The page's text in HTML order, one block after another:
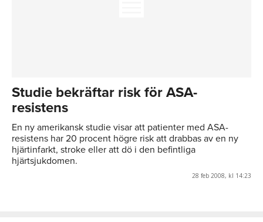
Studie bekräftar risk för ASA-
resistens
En ny amerikansk studie visar att patienter med ASA-
resistens har 20 procent högre risk att drabbas av en ny
hjärtinfarkt, stroke eller att dö i den befintliga
hjärtsjukdomen.
28 feb 2008, kl 14:23